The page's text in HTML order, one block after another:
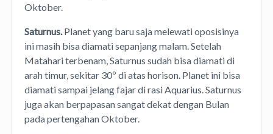
Oktober.
Saturnus.Planet yang baru saja melewati oposisinya
ini masih bisa diamati sepanjang malam. Setelah
Matahari terbenam, Saturnus sudah bisa diamati di
arah timur, sekitar 30º di atas horison. Planet ini bisa
diamati sampai jelang fajar di rasi Aquarius. Saturnus
juga akan berpapasan sangat dekat dengan Bulan
pada pertengahan Oktober.